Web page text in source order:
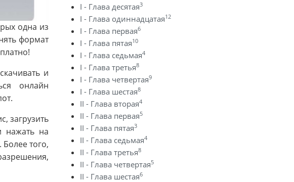
одна из
формат
и
онлайн
загрузить
нажать на
того,
I - Глава десятая3
I - Глава одиннадцатая12
I - Глава первая6
I - Глава пятая10
I - Глава седьмая4
I - Глава третья8
I - Глава четвертая9
I - Глава шестая8
II - Глава вторая4
II - Глава первая5
II - Глава пятая3
II - Глава седьмая4
II - Глава третья8
II - Глава четвертая5
II - Глава шестая6